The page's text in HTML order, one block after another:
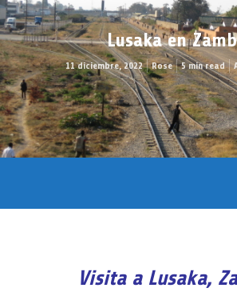
Lusaka en
11 diciembre, 2022 Rose 5 min read
Visita a Lusaka,